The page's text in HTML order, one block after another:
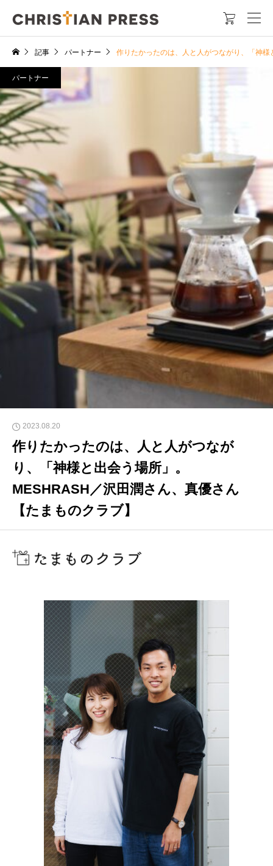

記事 パートナー 作りたかったのは、人と人がつながり、「神
パートナー
2023.08.20
作りたかったのは、人と人がつなが
り、「神様と出会う場所」。
MESHRASH／沢田潤さん、真優さん
【たまものクラブ】